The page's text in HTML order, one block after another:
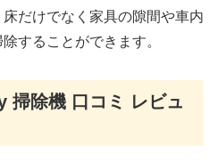
だけでなく家具の隙間や車内
することができます。
掃除機 口コミ レビュ